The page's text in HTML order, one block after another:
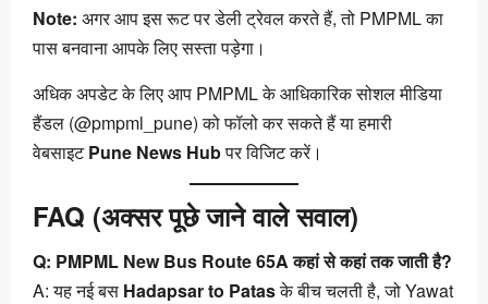
Note: अगर आप इस रूट पर डेली ट्रेवल करते हैं, तो PMPML का
पास बनवाना आपके लिए सस्ता पड़ेगा।
अधिक अपडेट के लिए आप PMPML के आधिकारिक सोशल मीडिया
हैंडल (@pmpml_pune) को फॉलो कर सकते हैं या हमारी
वेबसाइटPune News Hubपर विजिट करें।
FAQ (अक्सर पूछे जाने वाले सवाल)
Q: PMPML New Bus Route 65A कहां से कहां तक जाती है?
A: यह नई बस Hadapsar to Patasके बीच चलती है, जो Yawat